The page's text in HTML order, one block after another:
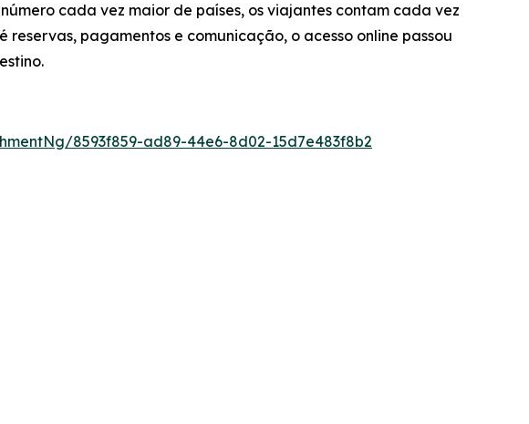
cada vez maior de países, os viajantes contam cada vez
pagamentos e comunicação, o acesso online passou
8593f859-ad89-44e6-8d02-15d7e483f8b2